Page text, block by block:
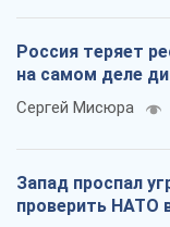
Россия теряет
на самом деле
Сергей Мисюра
Запад проспал
проверить НАТО